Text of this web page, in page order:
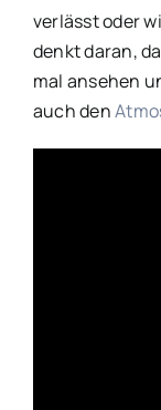
verlässt oder
denkt daran,
mal ansehen
auch den